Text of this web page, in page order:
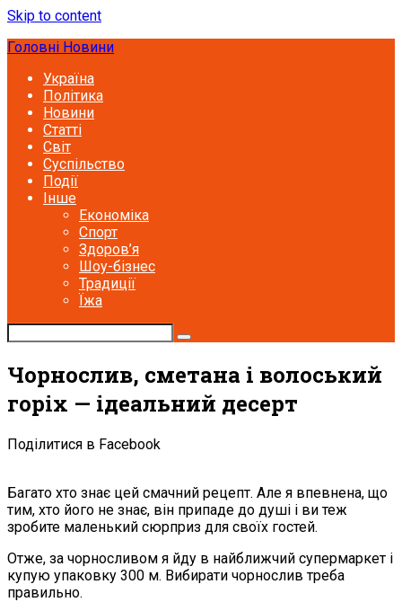
Skip to content
Головні Новини
Україна
Політика
Новини
Статті
Світ
Суспільство
Події
Інше
Економіка
Спорт
Здоров’я
Шоу-бізнес
Традиції
Їжа
Чорнослив, сметана і волоський
горіх — ідеальний десерт
Поділитися в Facebook
Багато хто знає цей смачний рецепт. Але я впевнена, що
тим, хто його не знає, він припаде до душі і ви теж
зробите маленький сюрприз для своїх гостей.
Отже, за чорносливом я йду в найближчий супермаркет і
купую упаковку 300 м. Вибирати чорнослив треба
правильно.